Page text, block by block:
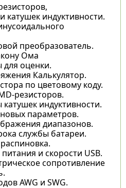
катушек индуктивности.
преобразователь.
Ома
оценки.
Калькулятор.
по цветовому коду.
резисторов.
индуктивности.
параметров.
диапазонов.
службы батареи.
и скорости USB.
сопротивление
AWG и SWG.